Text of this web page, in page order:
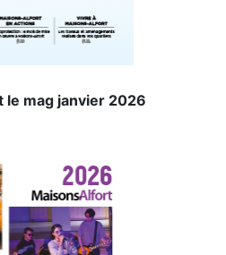
mag janvier 2026